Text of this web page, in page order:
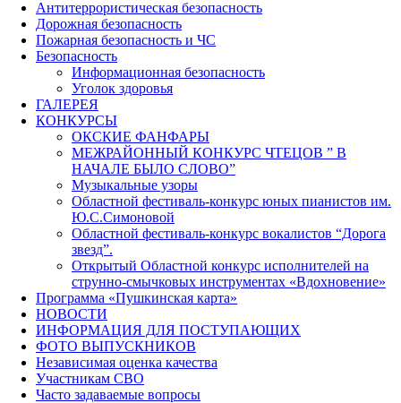
Антитеррористическая безопасность
Дорожная безопасность
Пожарная безопасность и ЧС
Безопасность
Информационная безопасность
Уголок здоровья
ГАЛЕРЕЯ
КОНКУРСЫ
ОКСКИЕ ФАНФАРЫ
МЕЖРАЙОННЫЙ КОНКУРС ЧТЕЦОВ ” В
НАЧАЛЕ БЫЛО СЛОВО”
Музыкальные узоры
Областной фестиваль-конкурс юных пианистов им.
Ю.С.Симоновой
Областной фестиваль-конкурс вокалистов “Дорога
звезд”.
Открытый Областной конкурс исполнителей на
струнно-смычковых инструментах «Вдохновение»
Программа «Пушкинская карта»
НОВОСТИ
ИНФОРМАЦИЯ ДЛЯ ПОСТУПАЮЩИХ
ФОТО ВЫПУСКНИКОВ
Независимая оценка качества
Участникам СВО
Часто задаваемые вопросы